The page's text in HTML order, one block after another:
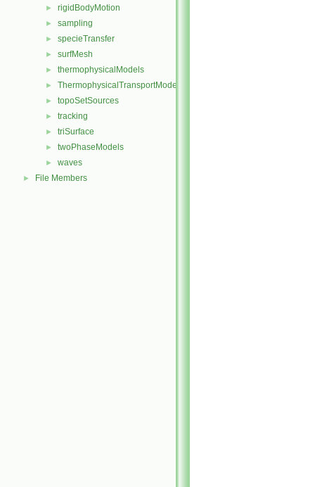
► rigidBodyMotion
► sampling
► specieTransfer
► surfMesh
► thermophysicalModels
► ThermophysicalTransportModels
► topoSetSources
► tracking
► triSurface
► twoPhaseModels
► waves
► File Members